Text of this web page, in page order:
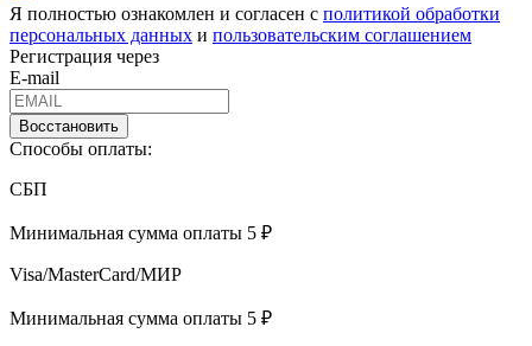
Я полностью ознакомлен и согласен с политикой обработки
персональных данных и пользовательским соглашением
Регистрация через
E-mail
Восстановить
Способы оплаты:
СБП
Минимальная сумма оплаты 5 ₽
Visa/MasterCard/МИР
Минимальная сумма оплаты 5 ₽